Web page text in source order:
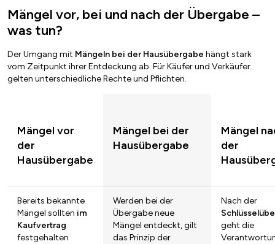
Mängel vor, bei und nach der Übergabe –
was tun?
Der Umgang mit Mängeln bei der Hausübergabe hängt stark
vom Zeitpunkt ihrer Entdeckung ab. Für Käufer und Verkäufer
gelten unterschiedliche Rechte und Pflichten.
Mängel vor
der
Hausübergabe
Mängel bei der
Hausübergabe
Mängel
der
Bereits bekannte
Mängel sollten im
Kaufvertrag
festgehalten
Werden bei der
Übergabe neue
Mängel entdeckt, gilt
das Prinzip der
Nach der
geht die